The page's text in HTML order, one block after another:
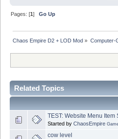
Pages: [1]Go Up
Chaos Empire D2 + LOD Mod » Computer-
Related Topics
TEST: Website Menu Item
Started by ChaosEmpire
cow level